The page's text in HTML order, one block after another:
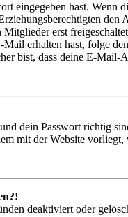
eingegeben hast. Wenn
erst
erhalten hast, folge
bist, dass deine E-Mail-
dein Passwort richtig
mit der Website
deaktiviert oder